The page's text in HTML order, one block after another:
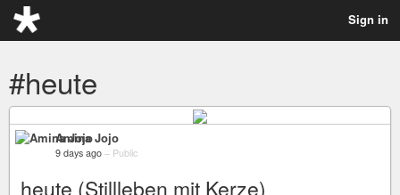
Sign in
#heute
Amina Jojo
9 days ago – Public
heute (Stillleben mit Kerze)